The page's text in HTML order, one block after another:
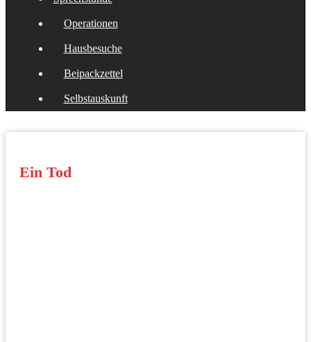
Operationen
Hausbesuche
Beipackzettel
Selbstauskunft
Ein Tod